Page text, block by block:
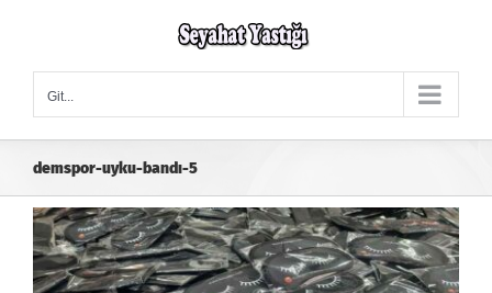
Git...
demspor-uyku-bandı-5